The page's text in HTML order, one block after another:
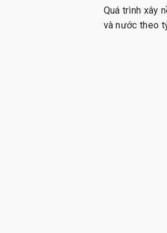
Quá trình xây
và nước theo